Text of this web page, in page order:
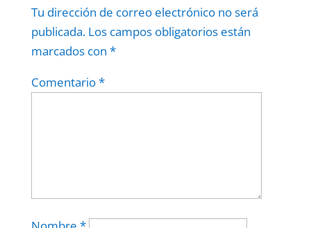
Tu dirección de correo electrónico no será
publicada. Los campos obligatorios están
marcados con *
Comentario*